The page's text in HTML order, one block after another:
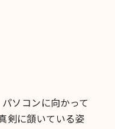
ソコンに向かって
剣に頷いている姿